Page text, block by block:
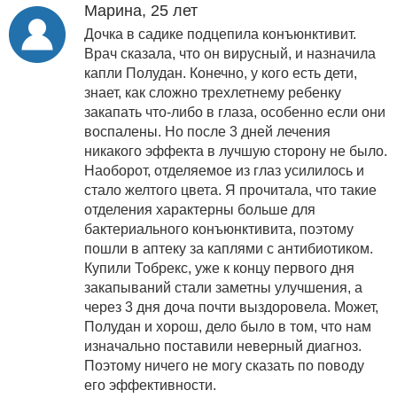
Марина, 25 лет
Дочка в садике подцепила конъюнктивит.
Врач сказала, что он вирусный, и назначила
капли Полудан. Конечно, у кого есть дети,
знает, как сложно трехлетнему ребенку
закапать что-либо в глаза, особенно если они
воспалены. Но после 3 дней лечения
никакого эффекта в лучшую сторону не было.
Наоборот, отделяемое из глаз усилилось и
стало желтого цвета. Я прочитала, что такие
отделения характерны больше для
бактериального конъюнктивита, поэтому
пошли в аптеку за каплями с антибиотиком.
Купили Тобрекс, уже к концу первого дня
закапываний стали заметны улучшения, а
через 3 дня доча почти выздоровела. Может,
Полудан и хорош, дело было в том, что нам
изначально поставили неверный диагноз.
Поэтому ничего не могу сказать по поводу
его эффективности.